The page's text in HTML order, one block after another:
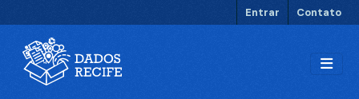
Entrar Contato